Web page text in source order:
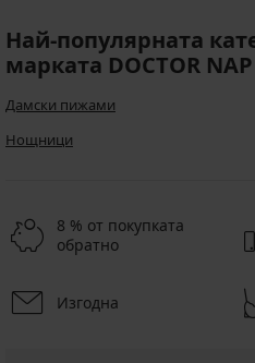
Най-популярната
марката DOCTOR NAP
Дамски пижами
Hощници
8 % от покупката
обратно
Изгодна